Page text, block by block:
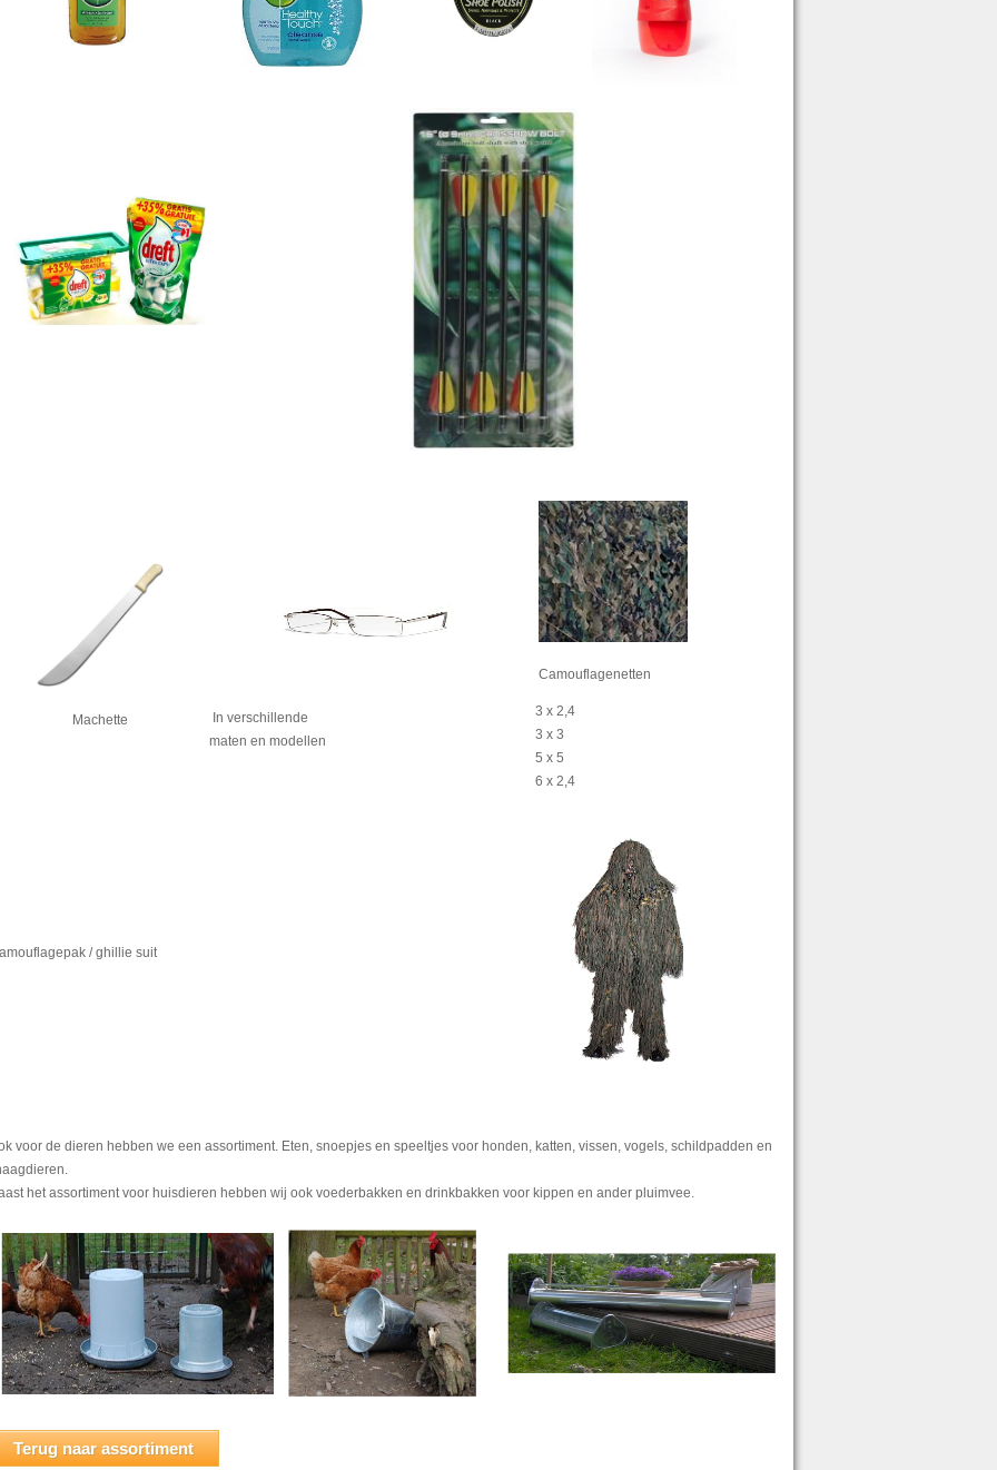
Machette
In verschillende
maten en modellen
Camouflagenetten
3 x 2,4
3 x 3
5 x 5
6 x 2,4
/ ghillie suit
voor de dieren hebben we een assortiment. Eten, snoepjes en speeltjes voor honden, katten, vissen, vogels, schildpadden en
het assortiment voor huisdieren hebben wij ook voederbakken en drinkbakken voor kippen en ander pluimvee.
Terug naar assortiment